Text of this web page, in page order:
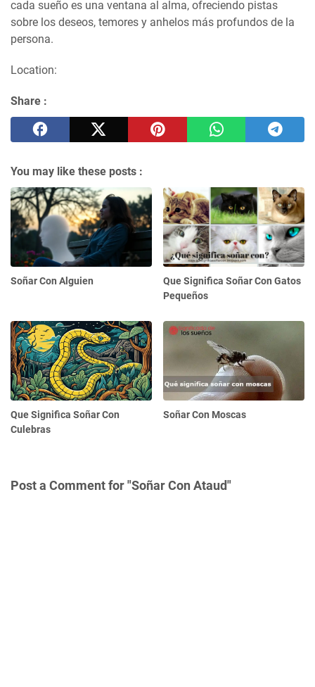
cada sueño es una ventana al alma, ofreciendo pistas
sobre los deseos, temores y anhelos más profundos de la
persona.
Location:
Share :
You may like these posts :
Soñar Con Alguien
Que Significa Soñar Con Gatos
Pequeños
Que Significa Soñar Con
Culebras
Soñar Con Moscas
Post a Comment for "Soñar Con Ataud"